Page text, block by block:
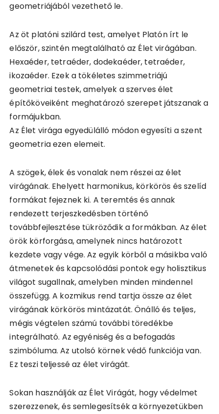
geometriájából vezethető le.
Az öt platóni szilárd test, amelyet Platón írt le
először, szintén megtalálható az Élet virágában.
Hexaéder, tetraéder, dodekaéder, tetraéder,
ikozaéder. Ezek a tökéletes szimmetriájú
geometriai testek, amelyek a szerves élet
építőköveiként meghatározó szerepet játszanak a
formájukban.
Az Élet virága egyedülálló módon egyesíti a szent
geometria ezen elemeit.
A szögek, élek és vonalak nem részei az élet
virágának. Ehelyett harmonikus, körkörös és szelíd
formákat fejeznek ki. A teremtés és annak
rendezett terjeszkedésben történő
továbbfejlesztése tükröződik a formákban. Az élet
örök körforgása, amelynek nincs határozott
kezdete vagy vége. Az egyik körből a másikba való
átmenetek és kapcsolódási pontok egy holisztikus
világot sugallnak, amelyben minden mindennel
összefügg. A kozmikus rend tartja össze az élet
virágának körkörös mintázatát. Önálló és teljes,
mégis végtelen számú további töredékbe
integrálható. Az egyéniség és a befogadás
szimbóluma. Az utolsó körnek védő funkciója van.
Ez teszi teljessé az élet virágát.
Sokan használják az Élet Virágát, hogy védelmet
szerezzenek, és semlegesítsék a környezetükben